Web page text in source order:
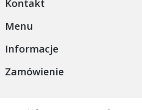
Kontakt
Menu
Informacje
Zamówienie